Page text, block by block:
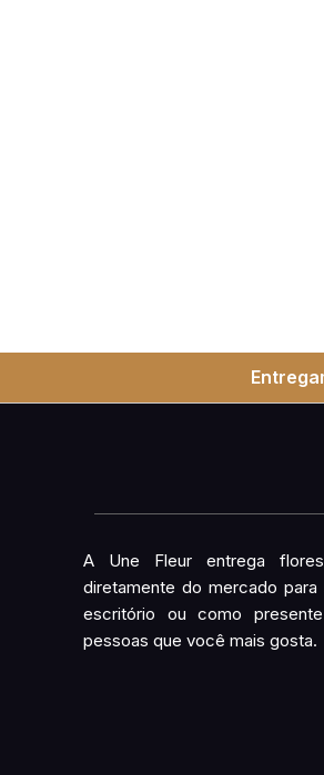
A Une Fleur entrega
diretamente do mercado para
escritório ou como
pessoas que você mais gosta.